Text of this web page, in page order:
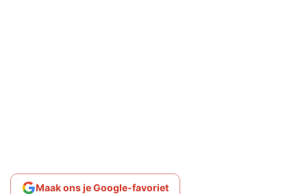
Maak ons je Google-favoriet